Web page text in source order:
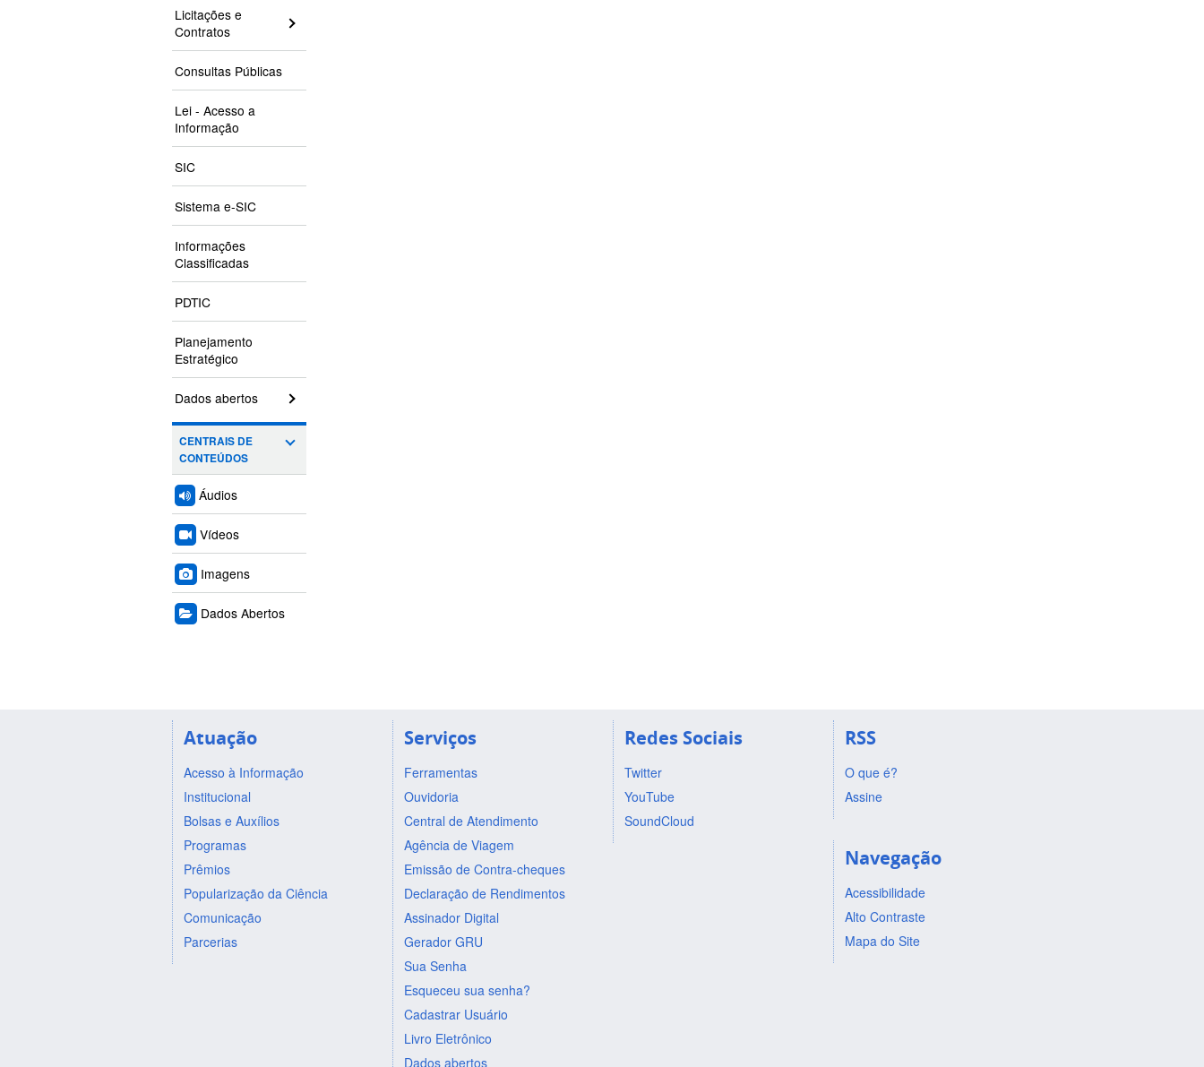
Licitações e
Contratos
Consultas Públicas
Lei - Acesso a
Informação
SIC
Sistema e-SIC
Informações
Classificadas
PDTIC
Planejamento
Estratégico
Dados abertos
CENTRAIS DE
CONTEÚDOS
Áudios
Vídeos
Imagens
Dados Abertos
Atuação
Acesso à Informação
Institucional
Bolsas e Auxílios
Programas
Prêmios
Popularização da Ciência
Comunicação
Parcerias
Serviços
Ferramentas
Ouvidoria
Central de Atendimento
Agência de Viagem
Emissão de Contra-cheques
Declaração de Rendimentos
Assinador Digital
Gerador GRU
Sua Senha
Esqueceu sua senha?
Cadastrar Usuário
Livro Eletrônico
Dados abertos
Redes Sociais
Twitter
YouTube
SoundCloud
RSS
O que é?
Assine
Navegação
Acessibilidade
Alto Contraste
Mapa do Site